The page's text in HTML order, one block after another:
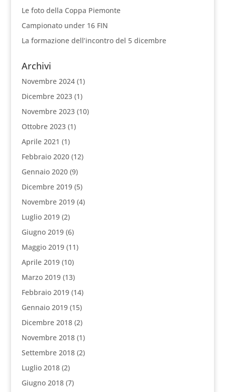
Le foto della Coppa Piemonte
Campionato under 16 FIN
La formazione dell’incontro del 5 dicembre
Archivi
Novembre 2024(1)
Dicembre 2023(1)
Novembre 2023(10)
Ottobre 2023(1)
Aprile 2021 (1)
Febbraio 2020(12)
Gennaio 2020(9)
Dicembre 2019(5)
Novembre 2019(4)
Luglio 2019(2)
Giugno 2019(6)
Maggio 2019(11)
Aprile 2019(10)
Marzo 2019(13)
Febbraio 2019(14)
Gennaio 2019(15)
Dicembre 2018(2)
Novembre 2018(1)
Settembre 2018(2)
Luglio 2018(2)
Giugno 2018(7)